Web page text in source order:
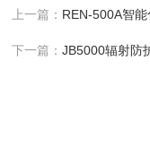
上一篇： REN-500A智
下一篇：JB5000辐射防